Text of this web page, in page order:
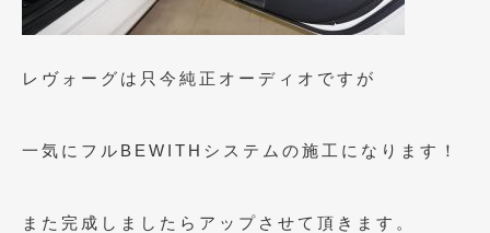
2021年7月(7)
2021年4月(1)
2021年1月 (2)
レヴォーグは只今純正オーディオですが
一気にフルBEWITHシステムの施工になります！
また完成しましたらアップさせて頂きます。